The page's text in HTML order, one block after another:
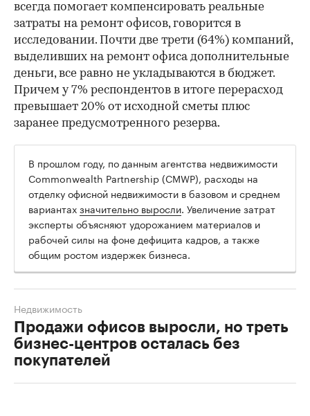
всегда помогает компенсировать реальные
затраты на ремонт офисов, говорится в
исследовании. Почти две трети (64%) компаний,
выделивших на ремонт офиса дополнительные
деньги, все равно не укладываются в бюджет.
Причем у 7% респондентов в итоге перерасход
превышает 20% от исходной сметы плюс
заранее предусмотренного резерва.
В прошлом году, по данным агентства недвижимости
Commonwealth Partnership (CMWP), расходы на
отделку офисной недвижимости в базовом и среднем
вариантахзначительно выросли. Увеличение затрат
эксперты объясняют удорожанием материалов и
рабочей силы на фоне дефицита кадров, а также
общим ростом издержек бизнеса.
Продажи офисов выросли, но треть
бизнес-центров осталась без
покупателей
Недвижимость